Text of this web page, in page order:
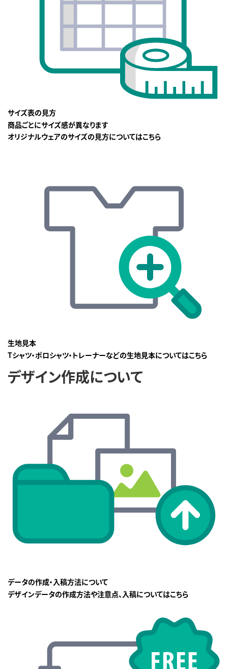
サイズ表の見方
商品ごとにサイズ感が異なります
オリジナルウェアのサイズの見方についてはこちら
生地見本
Tシャツ・ポロシャツ・トレーナーなどの生地見本についてはこちら
デザイン作成について
データの作成・入稿方法について
デザインデータの作成方法や注意点、入稿についてはこちら